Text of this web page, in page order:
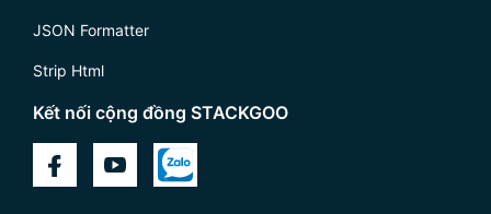
JSON Formatter
Strip Html
Kết nối cộng đồng STACKGOO